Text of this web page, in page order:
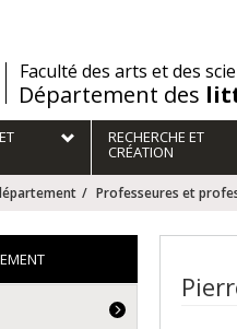
/Faculté des arts et des
Département des
RECHERCHE ET
CRÉATION
Professeures et